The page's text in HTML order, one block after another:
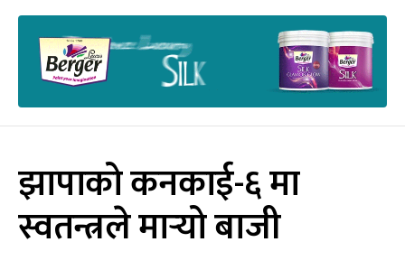
झापाको कनकाई-६ मा
स्वतन्त्रले मार्‍यो बाजी